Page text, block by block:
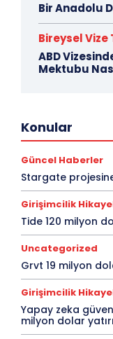
Bir Anadolu
Bireysel Vize
ABD
Mektubu
Konular
Güncel Haberler
Stargate
Girişimcilik
Tide 120 milyon
Uncategorized
Grvt 19 milyon
Girişimcilik
Yapay zeka
milyon dolar